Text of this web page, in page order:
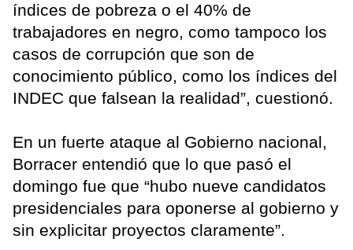
índices de pobreza o el 40% de
trabajadores en negro, como tampoco los
casos de corrupción que son de
conocimiento público, como los índices del
INDEC que falsean la realidad”, cuestionó.
En un fuerte ataque al Gobierno nacional,
Borracer entendió que lo que pasó el
domingo fue que “hubo nueve candidatos
presidenciales para oponerse al gobierno y
sin explicitar proyectos claramente”.